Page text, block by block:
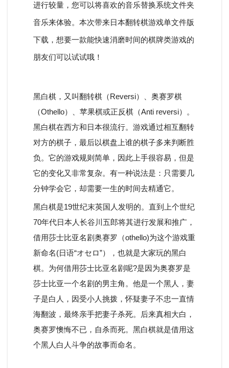
进行较量，您可以将喜欢的音乐替换系统文件夹
音乐来体验。本次带来日本翻转棋游戏单文件版
下载，想要一款能快速消磨时间的棋牌类游戏的
朋友们可以试试哦！
黑白棋，又叫翻转棋（Reversi）、奥赛罗棋
（Othello）、苹果棋或正反棋（Anti reversi）。
黑白棋在西方和日本很流行。游戏通过相互翻转
对方的棋子，最后以棋盘上谁的棋子多来判断胜
负。它的游戏规则简单，因此上手很容易，但是
它的变化又非常复杂。有一种说法是：只需要几
分钟学会它，却需要一生的时间去精通它。
黑白棋是19世纪末英国人发明的。直到上个世纪
70年代日本人长谷川五郎将其进行发展和推广，
借用莎士比亚名剧奥赛罗（othello)为这个游戏重
新命名(日语“オセロ”），也就是大家玩的黑白
棋。为何借用莎士比亚名剧呢?是因为奥赛罗是
莎士比亚一个名剧的男主角。他是一个黑人，妻
子是白人，因受小人挑拨，怀疑妻子不忠一直情
海翻波，最终亲手把妻子杀死。后来真相大白，
奥赛罗懊悔不已，自杀而死。黑白棋就是借用这
个黑人白人斗争的故事而命名。